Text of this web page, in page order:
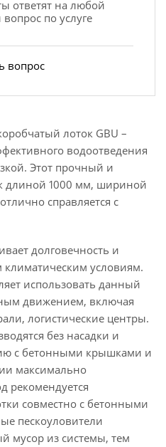
ответят на любой
по услуге
вопрос
лоток GBU –
водоотведения
Этот прочный и
длиной 1000 мм, шириной
справляется с
долговечность и
условиям.
использовать данный
движением, включая
логистические центры.
без насадки и
с бетонными крышками и
максимально
рекомендуется
совместно с бетонными
пескоуловители
мусор из системы, тем